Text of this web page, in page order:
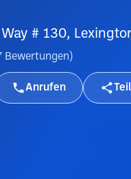
# 130,
Bewertungen )
Anrufen